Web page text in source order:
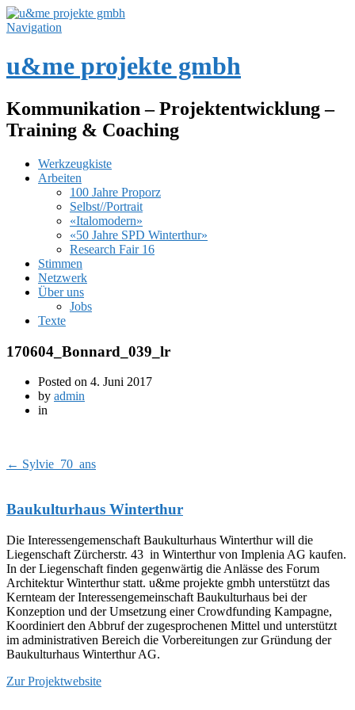
Navigation
u&me projekte gmbh
Kommunikation – Projektentwicklung –
Training & Coaching
Werkzeugkiste
Arbeiten
100 Jahre Proporz
Selbst//Portrait
«Italomodern»
«50 Jahre SPD Winterthur»
Research Fair 16
Stimmen
Netzwerk
Über uns
Jobs
Texte
170604_Bonnard_039_lr
Posted on 4. Juni 2017
by admin
in
← Sylvie_70_ans
Baukulturhaus Winterthur
Die Interessengemenschaft Baukulturhaus Winterthur will die
Liegenschaft Zürcherstr. 43 in Winterthur von Implenia AG kaufen.
In der Liegenschaft finden gegenwärtig die Anlässe des Forum
Architektur Winterthur statt. u&me projekte gmbh unterstützt das
Kernteam der Interessengemeinschaft Baukulturhaus bei der
Konzeption und der Umsetzung einer Crowdfunding Kampagne,
Koordiniert den Abbruf der zugesprochenen Mittel und unterstützt
im administrativen Bereich die Vorbereitungen zur Gründung der
Baukulturhaus Winterthur AG.
Zur Projektwebsite